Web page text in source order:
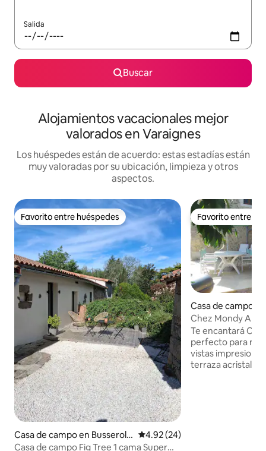
Salida
Buscar
Alojamientos vacacionales mejor
valorados en Varaignes
Los huéspedes están de acuerdo: estas estadías están
muy valoradas por su ubicación, limpieza y otros
aspectos.
Favorito entre huéspedes
Favorito entre huéspedes
Casa de campo en Busserolle
s
Calificación promedio: 4.92 de
4.92 (24)
Casa de campo Fig Tree 1 cama Super
Favorito entre
Favorito entre
Casa de campo
s
Chez Mondy
Varaignes
Te encantará
perfecto para
vistas
terraza